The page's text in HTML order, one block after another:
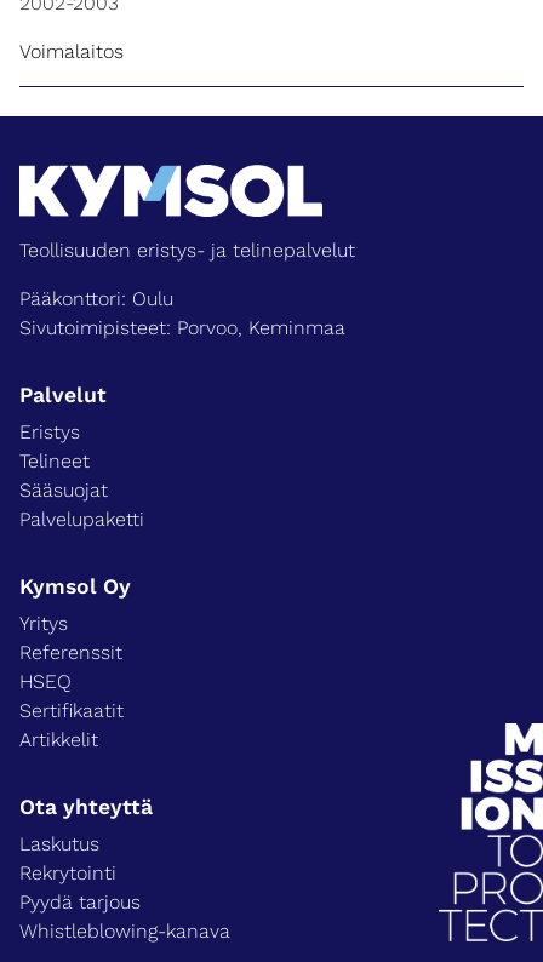
Voimalaitos
Teollisuuden eristys- ja telinepalvelut
Pääkonttori: Oulu
Sivutoimipisteet: Porvoo, Keminmaa
Palvelut
Eristys
Telineet
Sääsuojat
Palvelupaketti
Kymsol Oy
Yritys
Referenssit
HSEQ
Sertifikaatit
Artikkelit
Ota yhteyttä
Laskutus
Rekrytointi
Pyydä tarjous
Whistleblowing-kanava